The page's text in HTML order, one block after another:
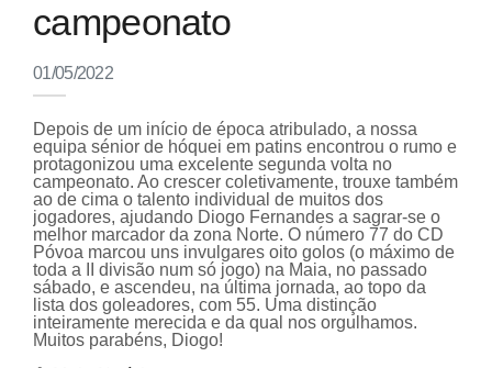
campeonato
01/05/2022
Depois de um início de época atribulado, a nossa
equipa sénior de hóquei em patins encontrou o rumo e
protagonizou uma excelente segunda volta no
campeonato. Ao crescer coletivamente, trouxe também
ao de cima o talento individual de muitos dos
jogadores, ajudando Diogo Fernandes a sagrar-se o
melhor marcador da zona Norte. O número 77 do CD
Póvoa marcou uns invulgares oito golos (o máximo de
toda a II divisão num só jogo) na Maia, no passado
sábado, e ascendeu, na última jornada, ao topo da
lista dos goleadores, com 55. Uma distinção
inteiramente merecida e da qual nos orgulhamos.
Muitos parabéns, Diogo!